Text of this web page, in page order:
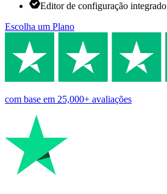
Editor de configuração integrado
Escolha um Plano
com base em 25,000+ avaliações